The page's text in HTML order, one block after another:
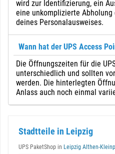
wird zur Identifizierung, ein
eine unkomplizierte
deines Personalausweises.
Wann hat der UPS Access
Die Öffnungszeiten für die
unterschiedlich und sollten
werden. Die hinterlegten
Anlass auch noch einmal
Stadtteile in Leipzig
UPS PaketShop in Leipzig Althen-